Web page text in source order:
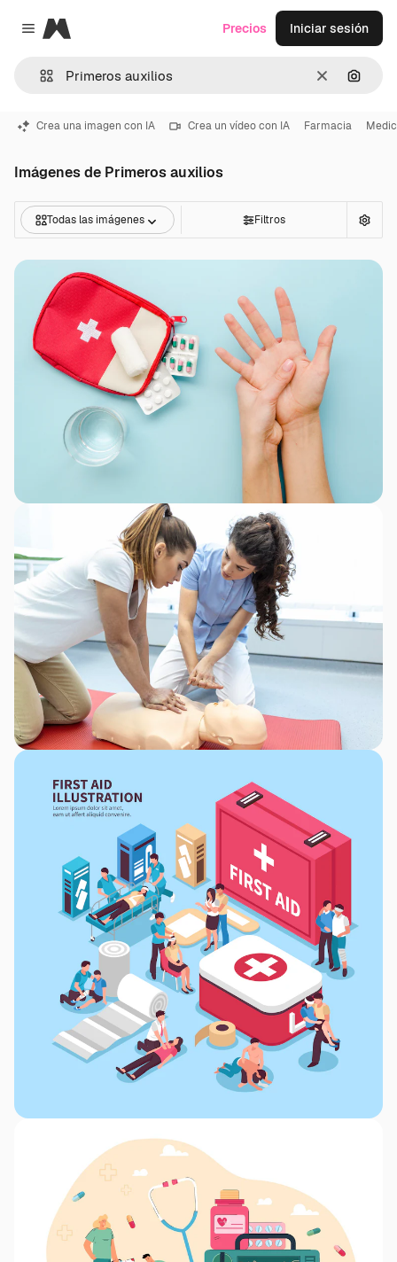
Close menu
Magnific
Borrar
Precios Iniciar sesión
Crea una imagen con IA Crea un vídeo con IA Farmacia
Imágenes de Primeros auxilios
Todas las imágenes Filtros